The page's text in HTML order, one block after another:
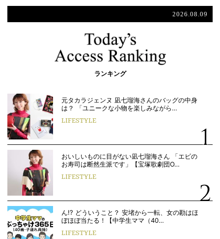
2026.08.09
ランキング
元タカラジェンヌ 凪七瑠海さんのバッグの中身
は？ 「ユニークな小物を楽しみながら…
LIFESTYLE
おいしいものに目がない凪七瑠海さん 「エビの
お寿司は断然生派です」【宝塚歌劇団O…
LIFESTYLE
ん!? どういうこと？ 安堵から一転、女の勘はほ
ぼほぼ当たる！【中学生ママ（40…
LIFESTYLE